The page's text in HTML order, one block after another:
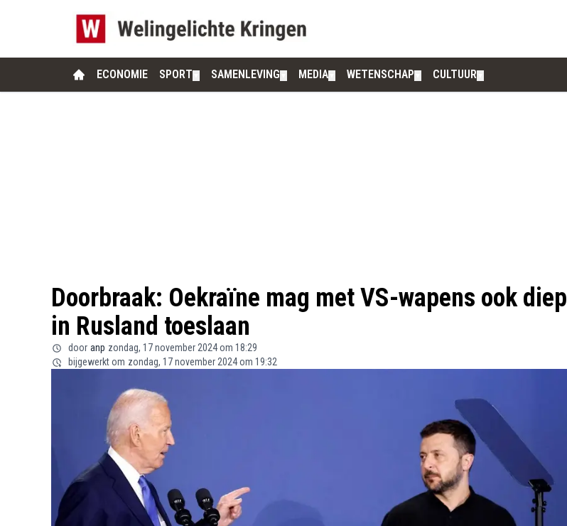
ECONOMIE SPORT SAMENLEVING MEDIA WETENSCHAP CULTUUR
Doorbraak: Oekraïne mag met VS-wapens ook diep
in Rusland toeslaan
door anp zondag, 17 november 2024 om 18:29
bijgewerkt om zondag, 17 november 2024 om 19:32